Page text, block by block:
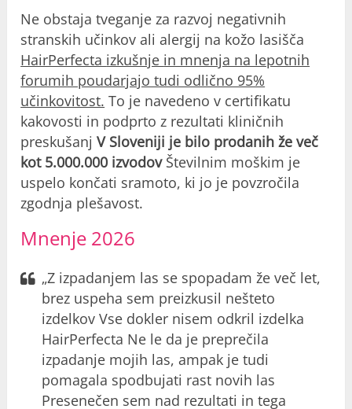
Ne obstaja tveganje za razvoj negativnih
stranskih učinkov ali alergij na kožo lasišča
HairPerfecta izkušnje in mnenja na lepotnih
forumih poudarjajo tudi odlično 95%
učinkovitost. To je navedeno v certifikatu
kakovosti in podprto z rezultati kliničnih
preskušanjV Sloveniji je bilo prodanih že več
kot 5.000.000 izvodovŠtevilnim moškim je
uspelo končati sramoto, ki jo je povzročila
zgodnja plešavost.
Mnenje 2026
„Z izpadanjem las se spopadam že več let,
brez uspeha sem preizkusil nešteto
izdelkov Vse dokler nisem odkril izdelka
HairPerfecta Ne le da je preprečila
izpadanje mojih las, ampak je tudi
pomagala spodbujati rast novih las
Presenečen sem nad rezultati in tega